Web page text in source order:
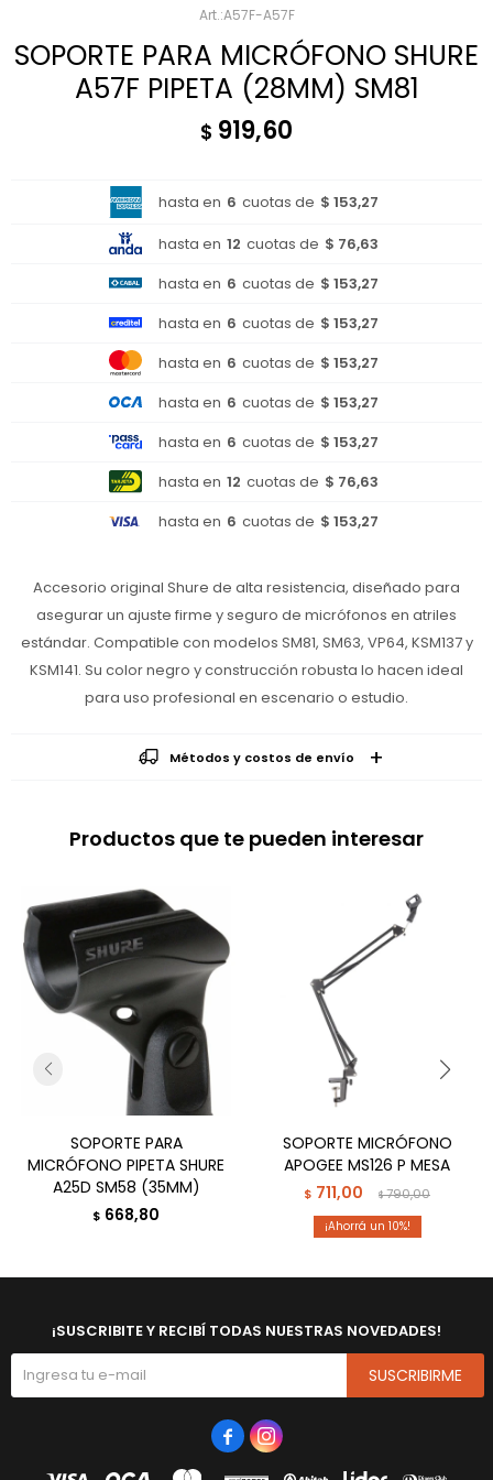
A57F-A57F
SOPORTE PARA MICRÓFONO SHURE
A57F PIPETA (28MM) SM81
$ 919,60
hasta en 6 cuotas de $ 153,27
hasta en 12 cuotas de $ 76,63
hasta en 6 cuotas de $ 153,27
hasta en 6 cuotas de $ 153,27
hasta en 6 cuotas de $ 153,27
hasta en 6 cuotas de $ 153,27
hasta en 6 cuotas de $ 153,27
hasta en 12 cuotas de $ 76,63
hasta en 6 cuotas de $ 153,27
Accesorio original Shure de alta resistencia, diseñado para
asegurar un ajuste firme y seguro de micrófonos en atriles
estándar. Compatible con modelos SM81, SM63, VP64, KSM137 y
KSM141. Su color negro y construcción robusta lo hacen ideal
para uso profesional en escenario o estudio.
Métodos y costos de envío
Productos que te pueden interesar
SOPORTE PARA
MICRÓFONO PIPETA SHURE
A25D SM58 (35MM)
$ 668,80
SOPORTE MICRÓFONO
APOGEE MS126 P MESA
$ 711,00 $790,00
10
¡SUSCRIBITE Y RECIBÍ TODAS NUESTRAS NOVEDADES!
SUSCRIBIRME
 